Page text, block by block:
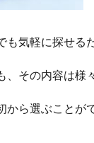
気軽に探せる
、その内容は様
から選ぶことが